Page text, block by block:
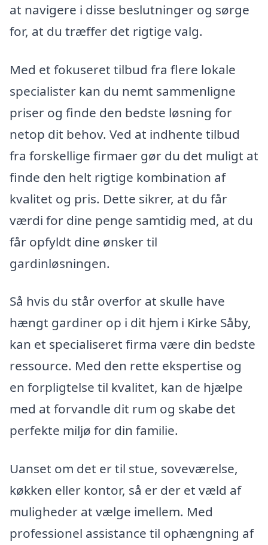
at navigere i disse beslutninger og sørge
for, at du træffer det rigtige valg.
Med et fokuseret tilbud fra flere lokale
specialister kan du nemt sammenligne
priser og finde den bedste løsning for
netop dit behov. Ved at indhente tilbud
fra forskellige firmaer gør du det muligt at
finde den helt rigtige kombination af
kvalitet og pris. Dette sikrer, at du får
værdi for dine penge samtidig med, at du
får opfyldt dine ønsker til
gardinløsningen.
Så hvis du står overfor at skulle have
hængt gardiner op i dit hjem i Kirke Såby,
kan et specialiseret firma være din bedste
ressource. Med den rette ekspertise og
en forpligtelse til kvalitet, kan de hjælpe
med at forvandle dit rum og skabe det
perfekte miljø for din familie.
Uanset om det er til stue, soveværelse,
køkken eller kontor, så er der et væld af
muligheder at vælge imellem. Med
professionel assistance til ophængning af